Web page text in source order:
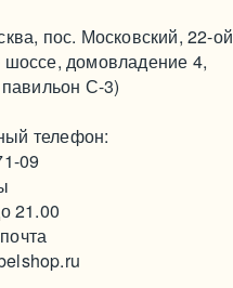
пос. Московский, 22-ой
шоссе, домовладение 4,
С-3)
телефон:
09
21.00